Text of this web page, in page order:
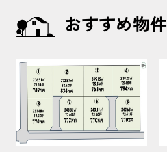
おすすめ物件